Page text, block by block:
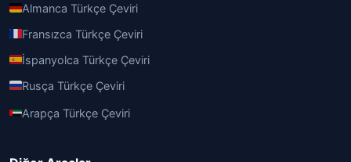
Almanca Türkçe Çeviri
Fransızca Türkçe Çeviri
İspanyolca Türkçe Çeviri
Rusça Türkçe Çeviri
Arapça Türkçe Çeviri